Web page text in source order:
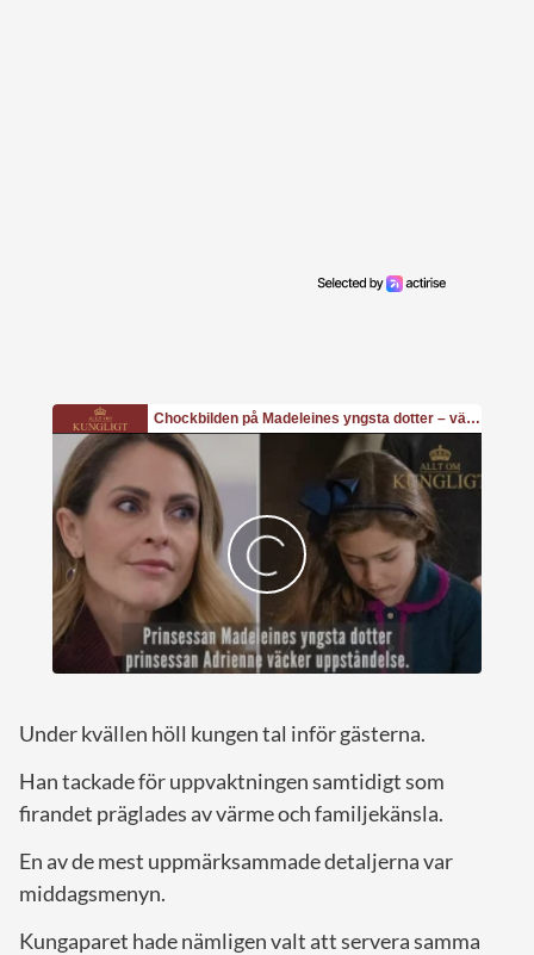
Under kvällen höll kungen tal inför gästerna.
Han tackade för uppvaktningen samtidigt som
firandet präglades av värme och familjekänsla.
En av de mest uppmärksammade detaljerna var
middagsmenyn.
Kungaparet hade nämligen valt att servera samma